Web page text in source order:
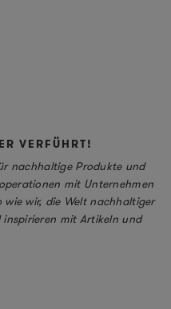
VERFÜHRT!
nachhaltige Produkte und
mit Unternehmen
wir, die Welt nachhaltiger
mit Artikeln und